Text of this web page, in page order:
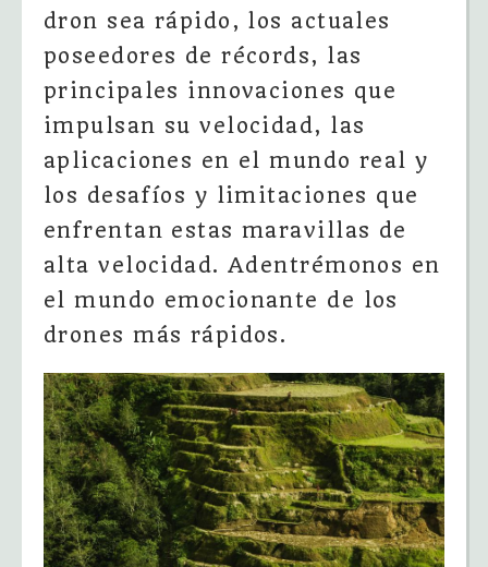
dron sea rápido, los actuales
poseedores de récords, las
principales innovaciones que
impulsan su velocidad, las
aplicaciones en el mundo real y
los desafíos y limitaciones que
enfrentan estas maravillas de
alta velocidad. Adentrémonos en
el mundo emocionante de los
drones más rápidos.